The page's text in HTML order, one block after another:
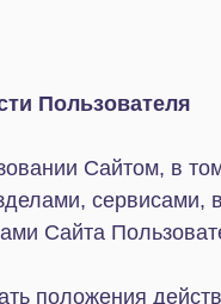
Сайта, или разумно
интернет-
характера.